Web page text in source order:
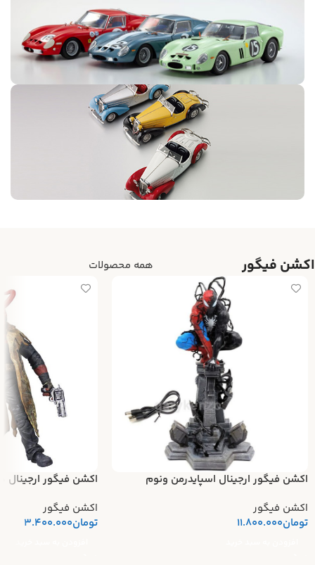
اکشن فیگور همه محصولات
اکشن فیگور ارجینال اسپایدرمن ونوم
اکشن فیگور
تومان11.800.000
اکشن فیگور
اکشن فیگور
تومان3.400.000